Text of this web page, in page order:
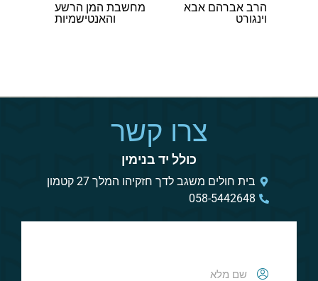
הרב אברהם אבא
וינגורט
מחשבת המן הרשע
והאנטישמיות
צרו קשר
כולל יד בנימין
בית חולים משגב לדך חזקיהו המלך 27 קטמון
058-5442648